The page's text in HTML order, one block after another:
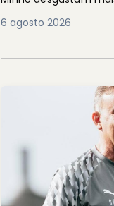
6 agosto 2026